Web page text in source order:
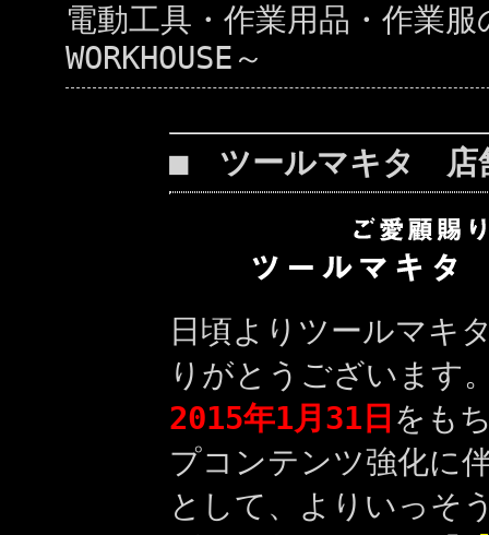
電動工具・作業用品・作
WORKHOUSE～
■ ツールマキタ 店
日頃よりツールマキ
りがとうございます
2015年1月31日 をも
プコンテンツ強化に
として、よりいっそ